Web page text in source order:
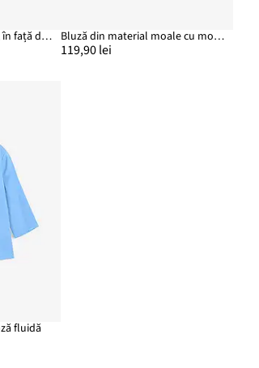
Bluză din două straturi, în față din amestec moale de viscoză (set/2 buc.) Bluză din material moale cu modal
119,90 lei
fluidă